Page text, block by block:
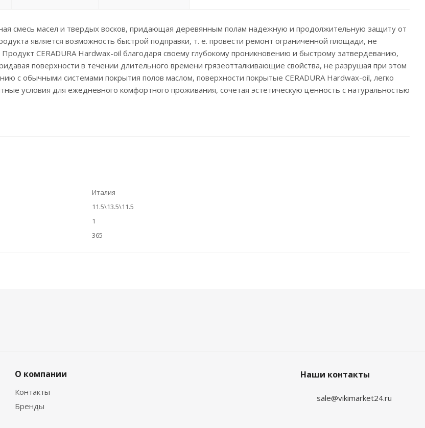
смесь масел и твердых восков, придающая деревянным полам надежную и продолжительную защиту от
является возможность быстрой подправки, т. е. провести ремонт ограниченной площади, не
CERADURA Hardwax-oil благодаря своему глубокому проникновению и быстрому затвердеванию,
поверхности в течении длительного времени грязеотталкивающие свойства, не разрушая при этом
с обычными системами покрытия полов маслом, поверхности покрытые CERADURA Hardwax-oil, легко
условия для ежедневного комфортного проживания, сочетая эстетическую ценность с натуральностью
Италия
11.5\13.5\11.5
1
365
О компании
Контакты
Бренды
Наши контакты
sale@vikimarket24.ru